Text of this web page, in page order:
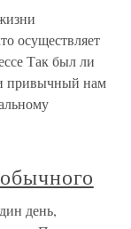
осуществляет
Так был ли
привычный нам
день,